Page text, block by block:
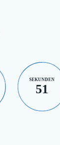
SEKUNDEN
50